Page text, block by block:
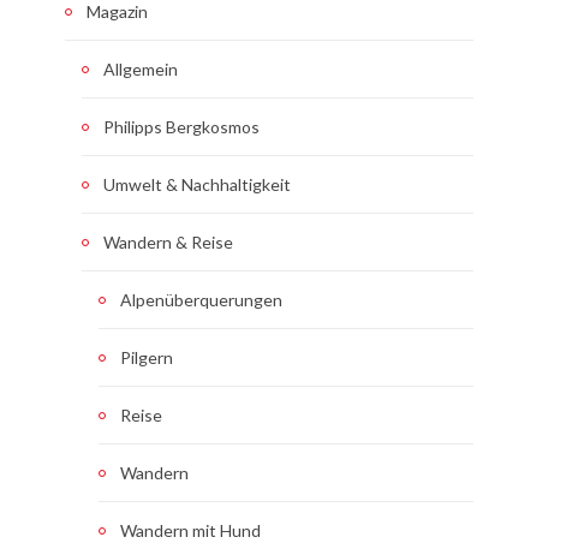
Magazin
Allgemein
Philipps Bergkosmos
Umwelt & Nachhaltigkeit
Wandern & Reise
Alpenüberquerungen
Pilgern
Reise
Wandern
Wandern mit Hund